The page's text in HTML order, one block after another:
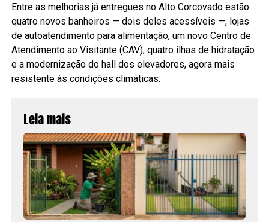
Entre as melhorias já entregues no Alto Corcovado estão
quatro novos banheiros — dois deles acessíveis —, lojas
de autoatendimento para alimentação, um novo Centro de
Atendimento ao Visitante (CAV), quatro ilhas de hidratação
e a modernização do hall dos elevadores, agora mais
resistente às condições climáticas.
Leia mais